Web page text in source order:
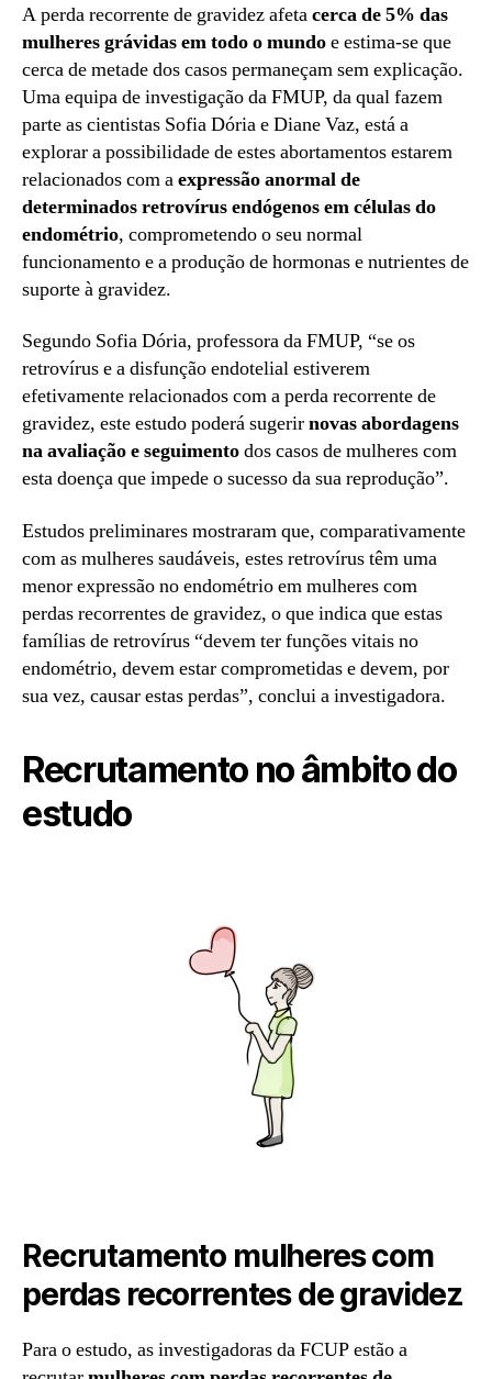
A perda recorrente de gravidez afetacerca de 5% das
mulheres grávidas em todo o mundoe estima-se que
cerca de metade dos casos permaneçam sem explicação.
Uma equipa de investigação da FMUP, da qual fazem
parte as cientistas Sofia Dória e Diane Vaz, está a
explorar a possibilidade de estes abortamentos estarem
relacionados com aexpressão anormal de
determinados retrovírus endógenos em células do
endométrio, comprometendo o seu normal
funcionamento e a produção de hormonas e nutrientes de
suporte à gravidez.
Segundo Sofia Dória, professora da FMUP, “se os
retrovírus e a disfunção endotelial estiverem
efetivamente relacionados com a perda recorrente de
gravidez, este estudo poderá sugerirnovas abordagens
na avaliação e seguimentodos casos de mulheres com
esta doença que impede o sucesso da sua reprodução”.
Estudos preliminares mostraram que, comparativamente
com as mulheres saudáveis, estes retrovírus têm uma
menor expressão no endométrio em mulheres com
perdas recorrentes de gravidez, o que indica que estas
famílias de retrovírus “devem ter funções vitais no
endométrio, devem estar comprometidas e devem, por
sua vez, causar estas perdas”, conclui a investigadora.
Recrutamento no âmbito do
estudo
Recrutamento mulheres com
perdas recorrentes de gravidez
Para o estudo, as investigadoras da FCUP estão a